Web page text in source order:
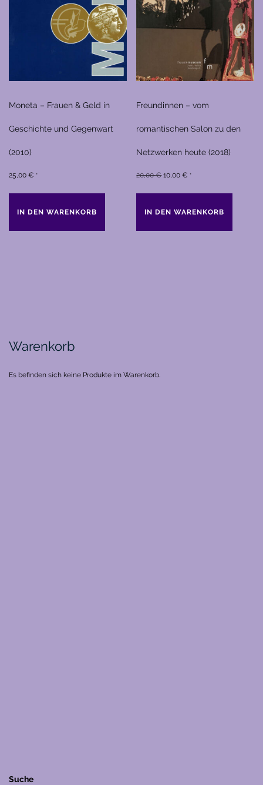
Moneta – Frauen & Geld in
Geschichte und Gegenwart
(2010)
25,00 € *
IN DEN WARENKORB
Freundinnen – vom
romantischen Salon zu den
Netzwerken heute (2018)
20,00€Ursprünglicher
20,00 €
10,00€ Aktueller
10,00 €.
*
IN DEN WARENKORB
Warenkorb
Es befinden sich keine Produkte im Warenkorb.
Suche